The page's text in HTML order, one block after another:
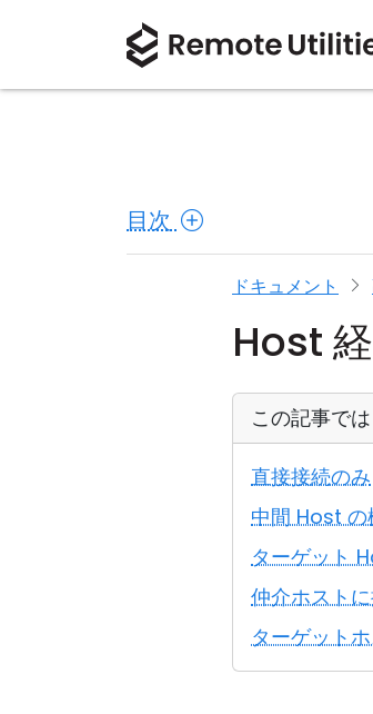
目次
ドキュメント
Host
この記事では
直接接続のみ
中間 Host の
ターゲット
仲介ホスト
ターゲット